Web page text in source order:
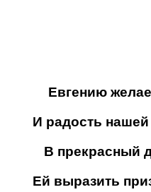
Евгению
И радость
В прекрасный
Ей выразить